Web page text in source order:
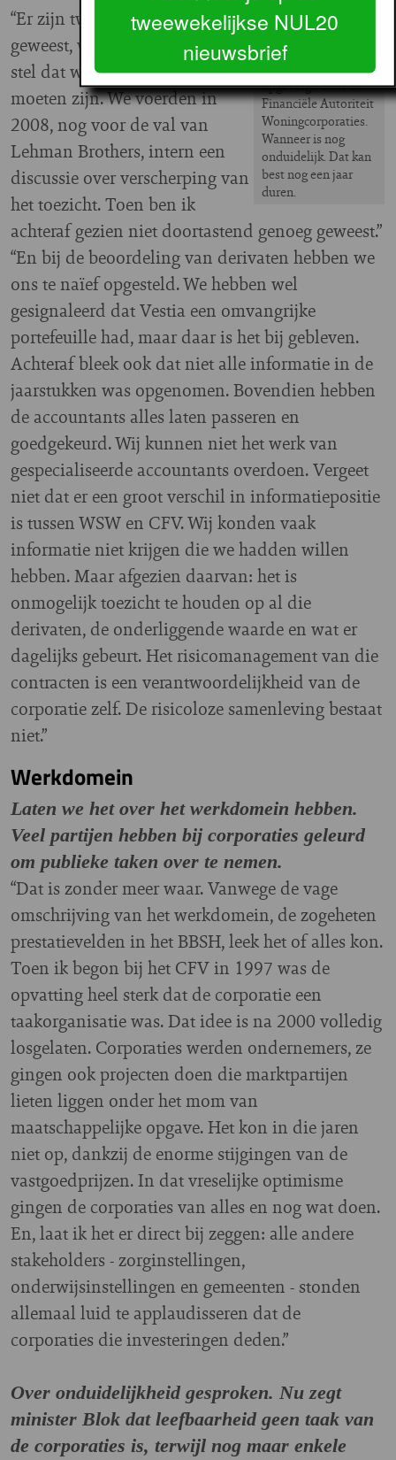
CFV wordt
FAW
opgevolgd door de
Financiële Autoriteit
Woningcorporaties.
Wanneer is nog
onduidelijk. Dat kan
best nog een jaar
duren.
“Er zijn twee momenten
geweest, waar ik achteraf van
stel dat we scherper hadden
moeten zijn. We voerden in
2008, nog voor de val van
Lehman Brothers, intern een
discussie over verscherping van
het toezicht. Toen ben ik
achteraf gezien niet doortastend genoeg geweest.”
“En bij de beoordeling van derivaten hebben we
ons te naïef opgesteld. We hebben wel
gesignaleerd dat Vestia een omvangrijke
portefeuille had, maar daar is het bij gebleven.
Achteraf bleek ook dat niet alle informatie in de
jaarstukken was opgenomen. Bovendien hebben
de accountants alles laten passeren en
goedgekeurd. Wij kunnen niet het werk van
gespecialiseerde accountants overdoen. Vergeet
niet dat er een groot verschil in informatiepositie
is tussen WSW en CFV. Wij konden vaak
informatie niet krijgen die we hadden willen
hebben. Maar afgezien daarvan: het is
onmogelijk toezicht te houden op al die
derivaten, de onderliggende waarde en wat er
dagelijks gebeurt. Het risicomanagement van die
contracten is een verantwoordelijkheid van de
corporatie zelf. De risicoloze samenleving bestaat
niet.”
Werkdomein
Laten we het over het werkdomein hebben.
Veel partijen hebben bij corporaties geleurd
om publieke taken over te nemen.
“Dat is zonder meer waar. Vanwege de vage
omschrijving van het werkdomein, de zogeheten
prestatievelden in het BBSH, leek het of alles kon.
Toen ik begon bij het CFV in 1997 was de
opvatting heel sterk dat de corporatie een
taakorganisatie was. Dat idee is na 2000 volledig
losgelaten. Corporaties werden ondernemers, ze
gingen ook projecten doen die marktpartijen
lieten liggen onder het mom van
maatschappelijke opgave. Het kon in die jaren
niet op, dankzij de enorme stijgingen van de
vastgoedprijzen. In dat vreselijke optimisme
gingen de corporaties van alles en nog wat doen.
En, laat ik het er direct bij zeggen: alle andere
stakeholders - zorginstellingen,
onderwijsinstellingen en gemeenten - stonden
allemaal luid te applaudisseren dat de
corporaties die investeringen deden.”
Over onduidelijkheid gesproken. Nu zegt
minister Blok dat leefbaarheid geen taak van
de corporaties is, terwijl nog maar enkele
tweewekelijkse NUL20
nieuwsbrief